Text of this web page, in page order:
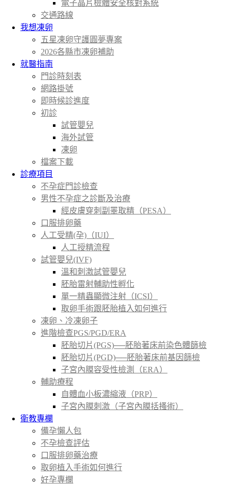
電子晶片檢體安全核對系統
交通路線
我想凍卵
五星凍卵守護圓夢專案
2026各縣市凍卵補助
就醫指南
門診時刻表
網路掛號
即時候診進度
初診
試管嬰兒
海外試管
凍卵
檔案下載
診療項目
不孕症門診檢查
男性不孕症之診斷及治療
經皮膚穿刺副睪取精（PESA）
口服排卵藥
人工受精(孕)（IUI）
人工授精流程
試管嬰兒(IVF)
溫和刺激試管嬰兒
胚胎雷射輔助性孵化
單一精蟲顯微注射（ICSI）
取卵手術跟胚胎植入如何進行
凍卵、冷凍卵子
進階檢查PGS/PGD/ERA
胚胎切片(PGS)──胚胎著床前染色體篩檢
胚胎切片(PGD)──胚胎著床前基因篩檢
子宮內膜容受性檢測（ERA）
輔助療程
自體血小板濃縮液（PRP）
子宮內膜刺激（子宮內膜括搔術）
衛教專欄
備孕懶人包
不孕檢查評估
口服排卵藥治療
取卵植入手術如何進行
好孕專欄